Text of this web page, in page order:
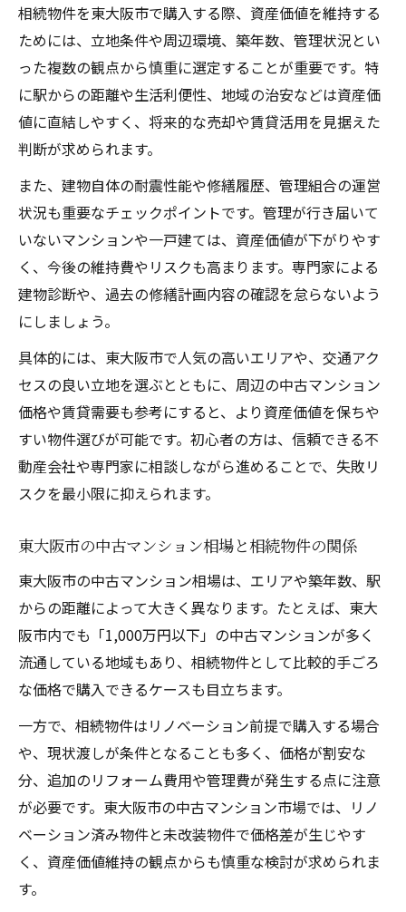
相続物件を中古マンションで運用するメリ
ットとリスク
東大阪市の中古マンション選びと相続物件
活用法
低価格帯相続物件を活かす中古マンション
相続物件のリノベーション事例と運用ポイ
ント
東大阪市で注目の中古マンション相続活用
術
リノベーション視点から見る相続物件の魅力と
注意点
相続物件のリノベーションが資産価値を高
める理由
東大阪市での相続物件リノベーション実践
の流れ
リノベーション向き相続物件選びのポイン
中古マンションと相続物件のリノベで失敗
しない方法
リノベーションで相続物件の価値を上げる
秘訣
東大阪市で資産価値維持を目指す相続物件の選
び方
相続物件の資産価値評価と購入判断の着眼
点
東大阪市で相続物件を選ぶ際の必須チェッ
ク事項
中古マンション選びで資産価値を落とさな
いコツ
相続物件を東大阪市で購入する際、資産価値を維持する
ためには、立地条件や周辺環境、築年数、管理状況とい
った複数の観点から慎重に選定することが重要です。特
に駅からの距離や生活利便性、地域の治安などは資産価
値に直結しやすく、将来的な売却や賃貸活用を見据えた
判断が求められます。
また、建物自体の耐震性能や修繕履歴、管理組合の運営
状況も重要なチェックポイントです。管理が行き届いて
いないマンションや一戸建ては、資産価値が下がりやす
く、今後の維持費やリスクも高まります。専門家による
建物診断や、過去の修繕計画内容の確認を怠らないよう
にしましょう。
具体的には、東大阪市で人気の高いエリアや、交通アク
セスの良い立地を選ぶとともに、周辺の中古マンション
価格や賃貸需要も参考にすると、より資産価値を保ちや
すい物件選びが可能です。初心者の方は、信頼できる不
動産会社や専門家に相談しながら進めることで、失敗リ
スクを最小限に抑えられます。
東大阪市の中古マンション相場と相続物件の関係
東大阪市の中古マンション相場は、エリアや築年数、駅
からの距離によって大きく異なります。たとえば、東大
阪市内でも「1,000万円以下」の中古マンションが多く
流通している地域もあり、相続物件として比較的手ごろ
な価格で購入できるケースも目立ちます。
一方で、相続物件はリノベーション前提で購入する場合
や、現状渡しが条件となることも多く、価格が割安な
分、追加のリフォーム費用や管理費が発生する点に注意
が必要です。東大阪市の中古マンション市場では、リノ
ベーション済み物件と未改装物件で価格差が生じやす
く、資産価値維持の観点からも慎重な検討が求められま
す。